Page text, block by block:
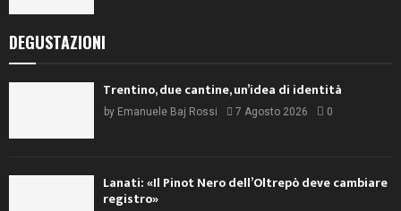
DEGUSTAZIONI
Trentino, due cantine, un’idea di identità
by Emanuele Baj Rossi 7 Agosto 2026 0
Lanati: «Il Pinot Nero dell’Oltrepò deve cambiare
registro»